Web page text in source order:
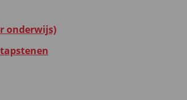
onderwijs)